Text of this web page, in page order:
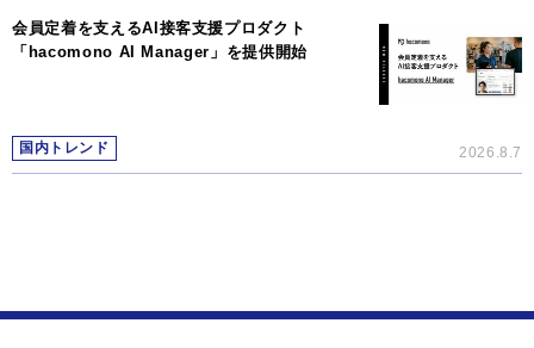
会員定着を支えるAI接客支援プロダクト
「hacomono AI Manager」を提供開始
国内トレンド 2026.8.7